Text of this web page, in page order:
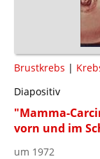
Brustkrebs |
Diapositiv
"Mamma-
vorn und im
um 1972